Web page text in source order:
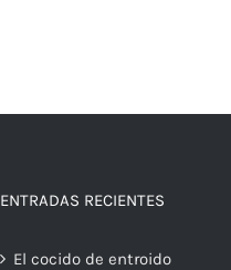
ENTRADAS RECIENTES
El cocido de entroido